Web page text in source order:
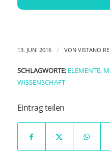
13. JUNI 2016 / VON VISTANO
SCHLAGWORTE: ELEMENTE,
WISSENSCHAFT
Eintrag teilen